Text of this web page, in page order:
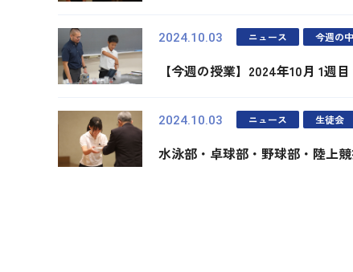
2024.10.03 ニュース 今週の
【今週の授業】2024年10月 1週
2024.10.03 ニュース 生徒会
水泳部・卓球部・野球部・陸上